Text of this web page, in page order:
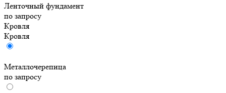
Ленточный фундамент
по запросу
Кровля
Кровля
Металлочерепица
по запросу